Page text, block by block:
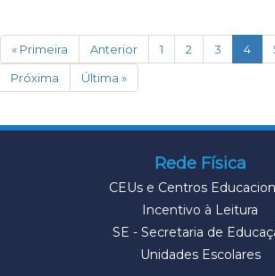
« Primeira Anterior 1 2 3 4
Próxima
Última »
Rede Física
CEUs e Centros
Incentivo à Leitura
SE - Secretaria de
Unidades Escolares